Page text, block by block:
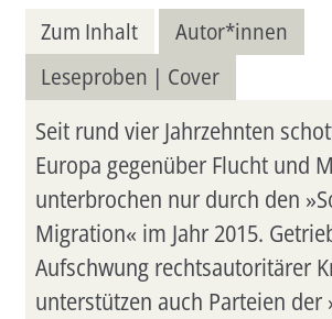
Zum Inhalt
Autor*innen
Leseproben | Cover
Seit rund vier Jahrzehnten
Europa gegenüber Flucht und
unterbrochen nur durch den
Migration« im Jahr 2015.
Aufschwung rechtsautoritärer
unterstützen auch Parteien der